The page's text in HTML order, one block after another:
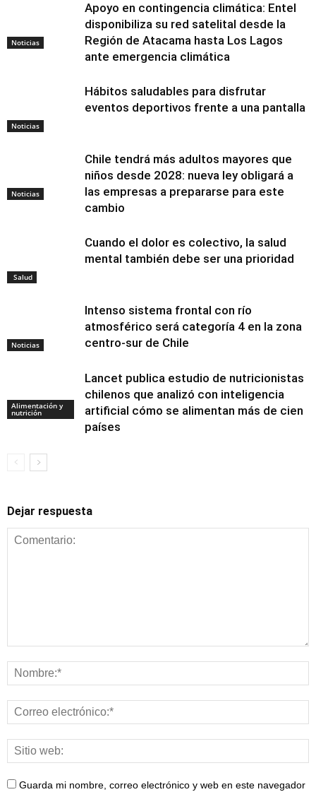
Noticias
Apoyo en contingencia climática: Entel
disponibiliza su red satelital desde la
Región de Atacama hasta Los Lagos
ante emergencia climática
Noticias
Hábitos saludables para disfrutar
eventos deportivos frente a una pantalla
Noticias
Chile tendrá más adultos mayores que
niños desde 2028: nueva ley obligará a
las empresas a prepararse para este
cambio
Salud
Cuando el dolor es colectivo, la salud
mental también debe ser una prioridad
Noticias
Intenso sistema frontal con río
atmosférico será categoría 4 en la zona
centro-sur de Chile
Alimentación y
nutrición
Lancet publica estudio de nutricionistas
chilenos que analizó con inteligencia
artificial cómo se alimentan más de cien
países
Dejar respuesta
Guarda mi nombre, correo electrónico y web en este navegador